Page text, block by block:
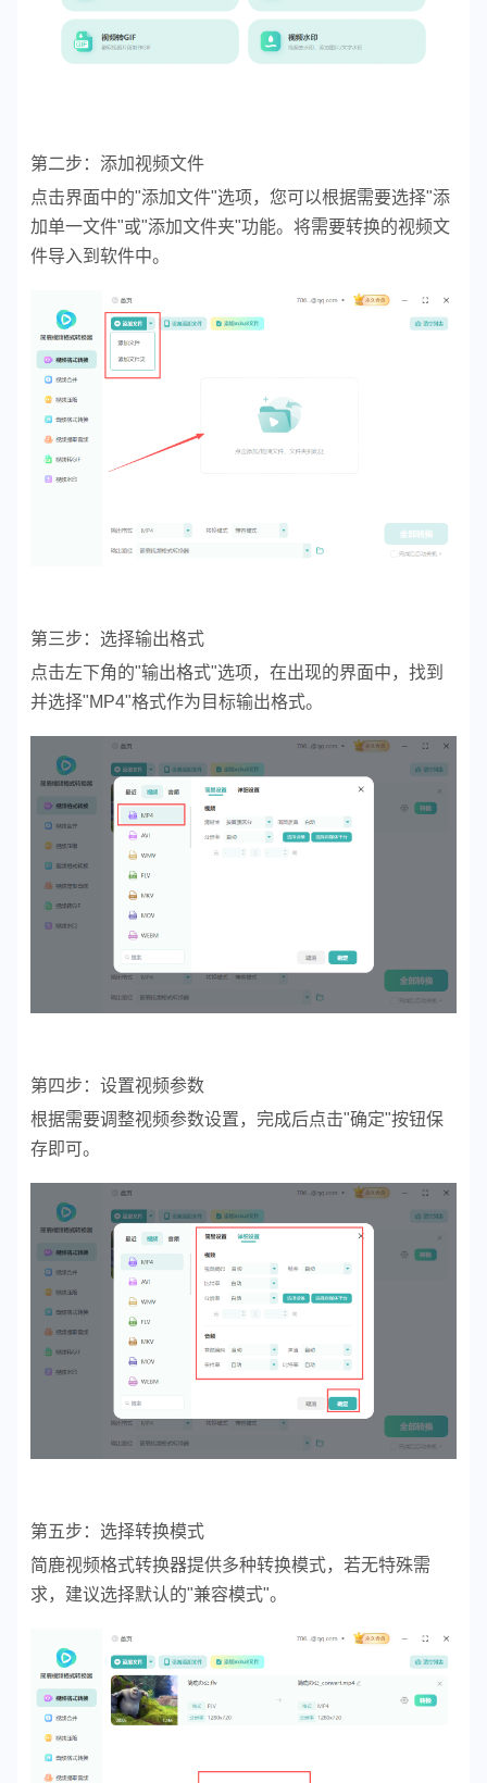
第二步：添加视频文件
点击界面中的"添加文件"选项，您可以根据需要选择"添
加单一文件"或"添加文件夹"功能。将需要转换的视频文
件导入到软件中。
第三步：选择输出格式
点击左下角的"输出格式"选项，在出现的界面中，找到
并选择"MP4"格式作为目标输出格式。
第四步：设置视频参数
根据需要调整视频参数设置，完成后点击"确定"按钮保
存即可。
第五步：选择转换模式
简鹿视频格式转换器提供多种转换模式，若无特殊需
求，建议选择默认的"兼容模式"。